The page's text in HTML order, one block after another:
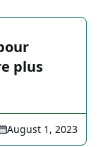
plus
August 1, 2023